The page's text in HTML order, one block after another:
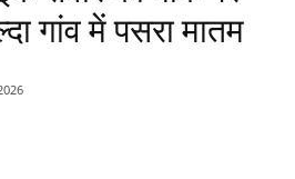
गांव में पसरा मातम